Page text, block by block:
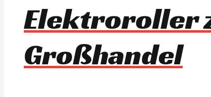
Elektroroller
Großhandel